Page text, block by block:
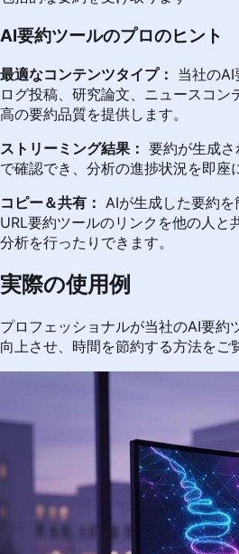
AI要約ツールのプロのヒント
最適なコンテンツタイプ： 当社の
ログ投稿、研究論文、ニュースコ
高の要約品質を提供します。
ストリーミング結果： 要約が生成
で確認でき、分析の進捗状況を即座
コピー＆共有： AIが生成した要約を
URL要約ツールのリンクを他の人と
分析を行ったりできます。
実際の使用例
プロフェッショナルが当社のAI要約
向上させ、時間を節約する方法をご